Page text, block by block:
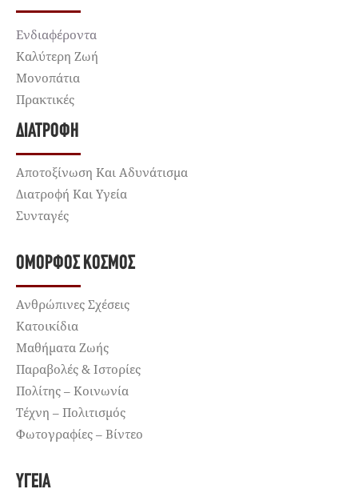
Ενδιαφέροντα
Καλύτερη Ζωή
Μονοπάτια
Πρακτικές
ΔΙΑΤΡΟΦΉ
Αποτοξίνωση Και Αδυνάτισμα
Διατροφή Και Υγεία
Συνταγές
ΌΜΟΡΦΟΣ ΚΌΣΜΟΣ
Ανθρώπινες Σχέσεις
Κατοικίδια
Μαθήματα Ζωής
Παραβολές & Ιστορίες
Πολίτης – Κοινωνία
Τέχνη – Πολιτισμός
Φωτογραφίες – Βίντεο
ΥΓΕΊΑ